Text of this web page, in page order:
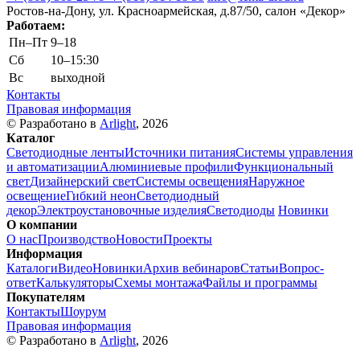
Ростов-на-Дону, ул. Красноармейская, д.87/50, салон «Декор»
Работаем:
Пн–Пт 9–18
Сб
10–15:30
Вс
выходной
Контакты
Правовая информация
© Разработано в Arlight, 2026
Каталог
Светодиодные лентыИсточники питанияСистемы управления
и автоматизацииАлюминиевые профилиФункциональный
светДизайнерский светСистемы освещенияНаружное
освещениеГибкий неонСветодиодный
декорЭлектроустановочные изделияСветодиоды Новинки
О компании
О насПроизводствоНовостиПроекты
Информация
КаталогиВидеоНовинкиАрхив вебинаровСтатьиВопрос-
ответКалькуляторыСхемы монтажаФайлы и программы
Покупателям
КонтактыШоурум
Правовая информация
© Разработано в Arlight, 2026